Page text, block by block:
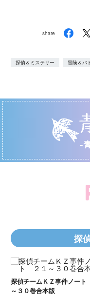
share
探偵＆ミステリー 冒険＆バ
-
探
探偵チームＫＺ事件ノー
～４０巻合本版